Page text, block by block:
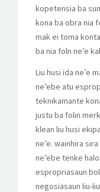
kopetensia ba
kona ba obra nia
mak ei toma
ba nia foln ne’e
Liu husi ida ne’e
ne’ebe atu
teknikamante
justu ba folin
klean liu husi
ne’e. wainhira
ne’ebe tenke
espropriasaun
negosiasaun liu-